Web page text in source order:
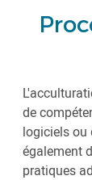
de
logiciels ou
également
pratiques